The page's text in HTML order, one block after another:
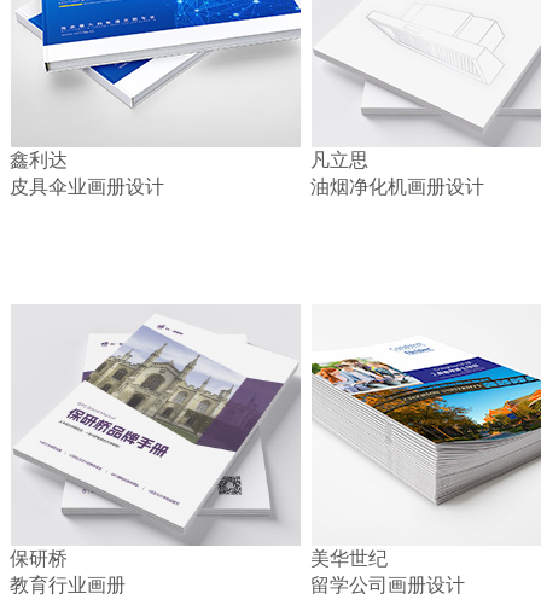
鑫利达
皮具伞业画册设计
凡立思
油烟净化机画册设计
保研桥
教育行业画册
美华世纪
留学公司画册设计